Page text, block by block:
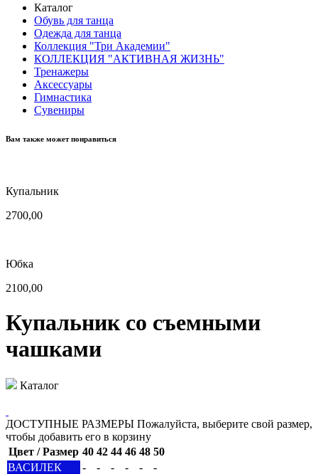
Каталог
Обувь для танца
Одежда для танца
Коллекция "Три Академии"
КОЛЛЕКЦИЯ "АКТИВНАЯ ЖИЗНЬ"
Тренажеры
Аксессуары
Гимнастика
Сувениры
Вам также может понравиться
Купальник
2700,00
Юбка
2100,00
Купальник со съемными
чашками
Каталог
ДОСТУПНЫЕ РАЗМЕРЫ Пожалуйста, выберите свой размер,
чтобы добавить его в корзину
Цвет / Размер 40 42 44 46 48 50
ВАСИЛЕК
- - - - -
-